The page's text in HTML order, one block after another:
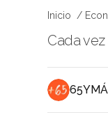
Inicio
Cada